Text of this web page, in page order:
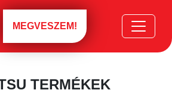
MEGVESZEM!
TERMÉKEK